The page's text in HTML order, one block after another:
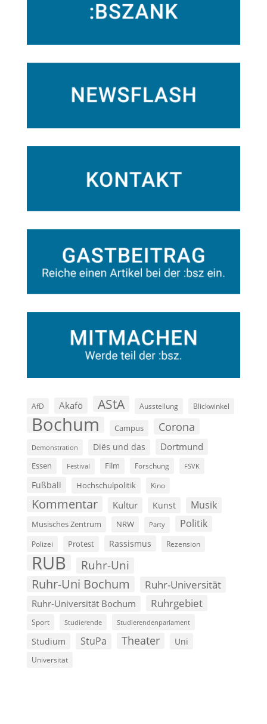
AfD Akafö AStA Ausstellung Blickwinkel
Bochum Campus Corona
Demonstration Diës und das Dortmund
Essen Festival Film Forschung FSVK
Fußball Hochschulpolitik Kino
Kommentar Kultur Kunst Musik
Musisches Zentrum NRW Party Politik
Polizei Protest Rassismus Rezension
RUB Ruhr-Uni
Ruhr-Uni Bochum Ruhr-Universität
Ruhr-Universität Bochum Ruhrgebiet
Sport Studierende Studierendenparlament
Studium StuPa Theater Uni
Universität